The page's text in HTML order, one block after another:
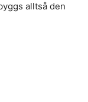
alltså den